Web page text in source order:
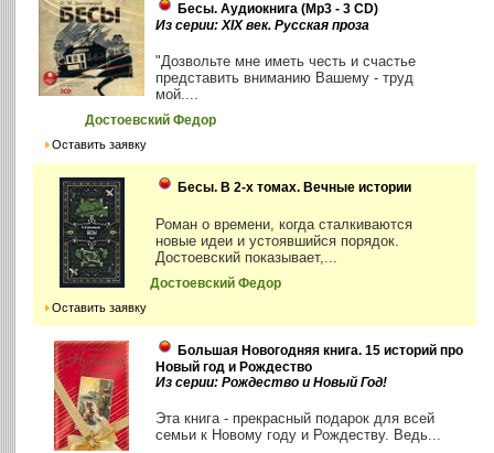
Бесы. Аудиокнига (Mp3 - 3 CD)
Из серии: XIX век. Русская проза
"Дозвольте мне иметь честь и счастье
представить вниманию Вашему - труд
мой....
Достоевский Федор
Оставить заявку
Бесы. В 2-х томах. Вечные истории
Роман о времени, когда сталкиваются
новые идеи и устоявшийся порядок.
Достоевский показывает,...
Достоевский Федор
Оставить заявку
Большая Новогодняя книга. 15 историй про
Новый год и Рождество
Из серии: Рождество и Новый Год!
Эта книга - прекрасный подарок для всей
семьи к Новому году и Рождеству. Ведь...